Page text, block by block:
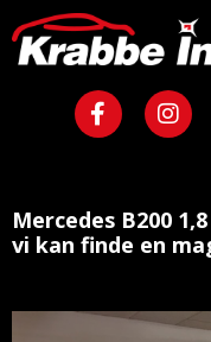
Mercedes B200
vi kan finde en